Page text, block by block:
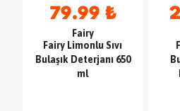
79.99 ₺
Fairy
Fairy Limonlu Sıvı
Bulaşık Deterjanı 650
ml